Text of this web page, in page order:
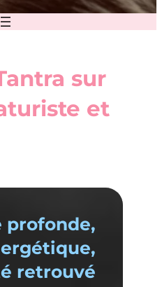
sur
et
profonde,
retrouvé